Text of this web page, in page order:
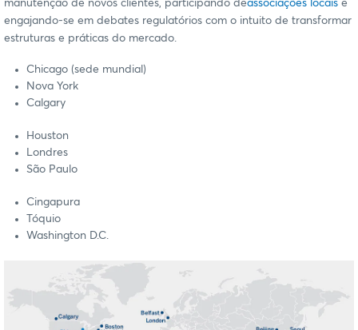
manutenção de novos clientes, participando deassociações locais e
engajando-se em debates regulatórios com o intuito de transformar
estruturas e práticas do mercado.
Chicago (sede mundial)
Nova York
Calgary
Houston
Londres
São Paulo
Cingapura
Tóquio
Washington D.C.